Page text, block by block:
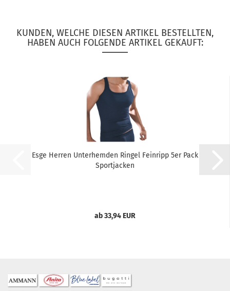
KUNDEN, WELCHE DIESEN ARTIKEL BESTELLTEN,
HABEN AUCH FOLGENDE ARTIKEL GEKAUFT:
Esge Herren Unterhemden Ringel Feinripp 5er Pack
Sportjacken
ab 33,94 EUR